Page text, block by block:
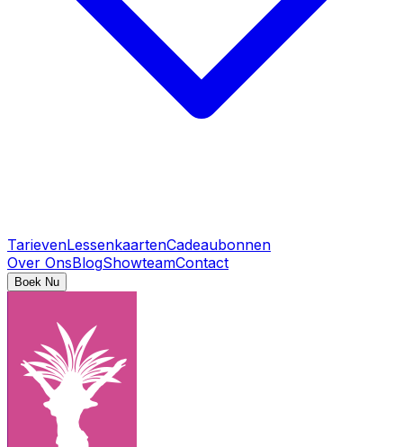
TarievenLessenkaartenCadeaubonnen
Over OnsBlogShowteamContact
Boek Nu